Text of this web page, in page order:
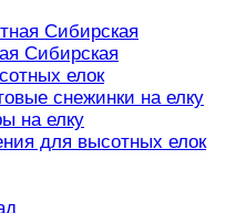
Сибирская
Сибирская
елок
снежинки на елку
на елку
для высотных елок